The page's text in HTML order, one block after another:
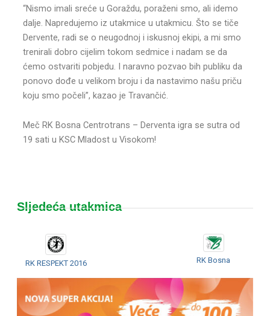
“Nismo imali sreće u Goraždu, poraženi smo, ali idemo
dalje. Napredujemo iz utakmice u utakmicu. Što se tiče
Dervente, radi se o neugodnoj i iskusnoj ekipi, a mi smo
trenirali dobro cijelim tokom sedmice i nadam se da
ćemo ostvariti pobjedu. I naravno pozvao bih publiku da
ponovo dođe u velikom broju i da nastavimo našu priču
koju smo počeli”, kazao je Travančić.
Meč RK Bosna Centrotrans – Derventa igra se sutra od
19 sati u KSC Mladost u Visokom!
Sljedeća utakmica
RK RESPEKT 2016 RK Bosna